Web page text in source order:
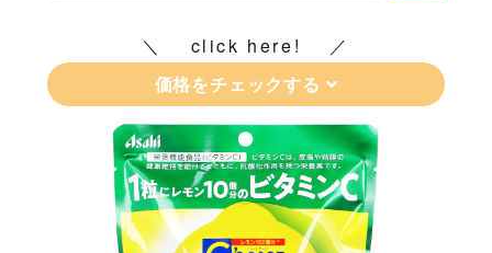
click here!
価格をチェックする